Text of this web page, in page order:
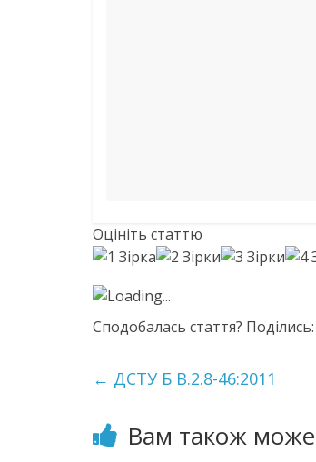
Оцініть статтю
Loading...
Сподобалась стаття? Поділись:
← ДСТУ Б В.2.8-46:2011
Вам також